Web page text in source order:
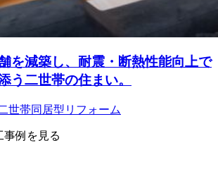
を減築し、耐震・断熱性能向上で
う二世帯の住まい。
世帯同居型リフォーム
事例を見る